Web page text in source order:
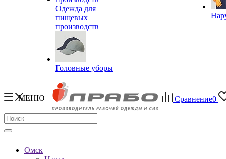
Одежда для
пищевых
производств
Головные уборы
МЕНЮ Сравнение0
Омск